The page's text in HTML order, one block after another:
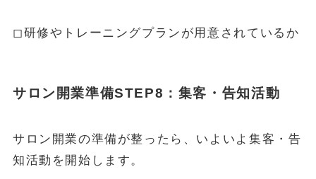
◻︎研修やトレーニングプランが用意されているか
サロン開業準備STEP8：集客・告知活動
サロン開業の準備が整ったら、いよいよ集客・告
知活動を開始します。